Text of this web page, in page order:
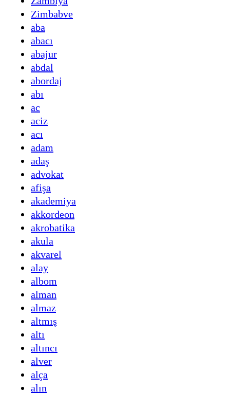
Zimbabve
aba
abacı
abajur
abdal
abordaj
abı
ac
aciz
acı
adam
adaş
advokat
afişa
akademiya
akkordeon
akrobatika
akula
akvarel
alay
albom
alman
almaz
altmış
altı
altıncı
alver
alça
alın